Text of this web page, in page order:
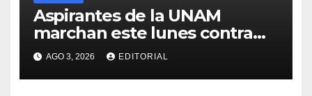
Aspirantes de la UNAM
marchan este lunes contra
nuevo examen: ¿Dónde y a
qué hora será la
manifestación?
AGO 3, 2026 EDITORIAL